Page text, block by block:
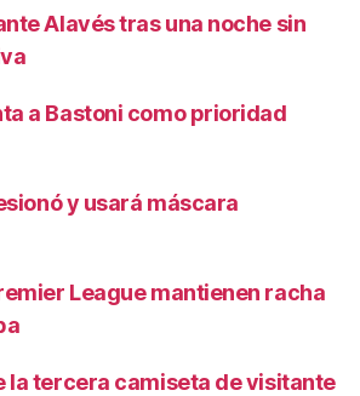
Alavés tras una noche sin
a Bastoni como prioridad
y usará máscara
League mantienen racha
la tercera camiseta de visitante